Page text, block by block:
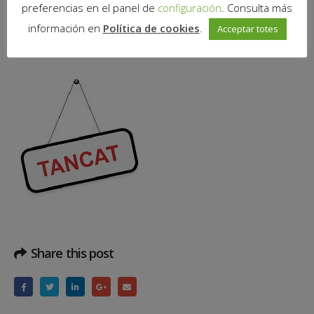
El dilluns 11 de setembre, les instal·lacions de Mira-sol Centre
romandran tancades.
Share this post
preferencias en el panel de configuración . Consulta más
información en Política de cookies Acceptar totes